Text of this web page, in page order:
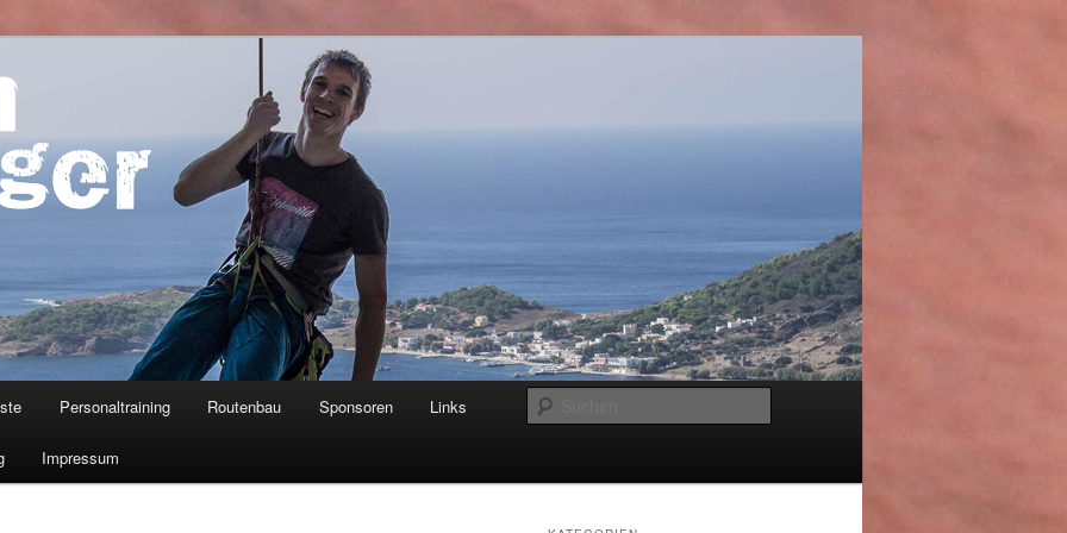
Personaltraining Routenbau Sponsoren Links
Impressum